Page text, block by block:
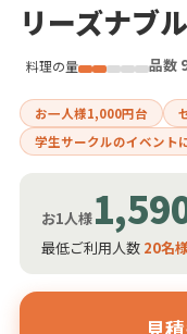
リーズナブ
料理の量 品数
お一人様1,000円台
学生サークルのイベント
お1人様
最低ご利用人数 20名